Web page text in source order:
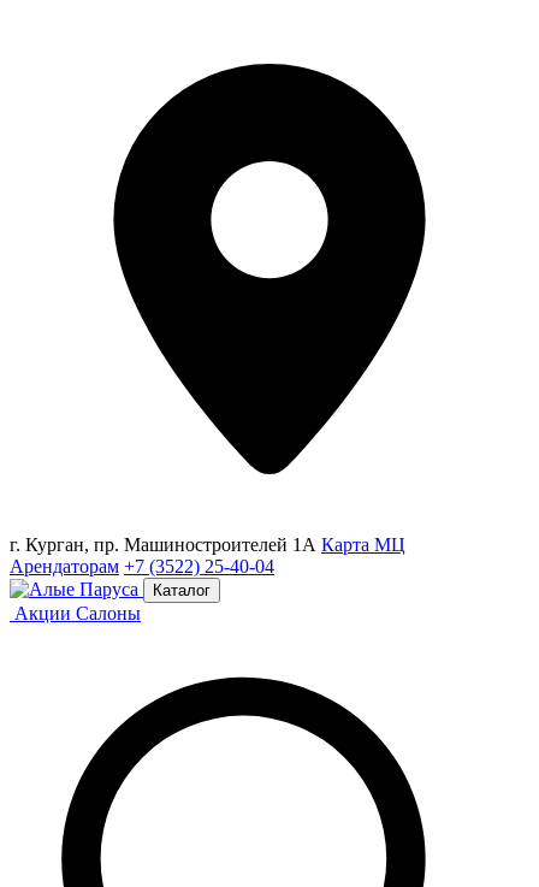
г. Курган, пр. Машиностроителей 1А Карта МЦ
Арендаторам +7 (3522) 25-40-04
Каталог
Акции Салоны